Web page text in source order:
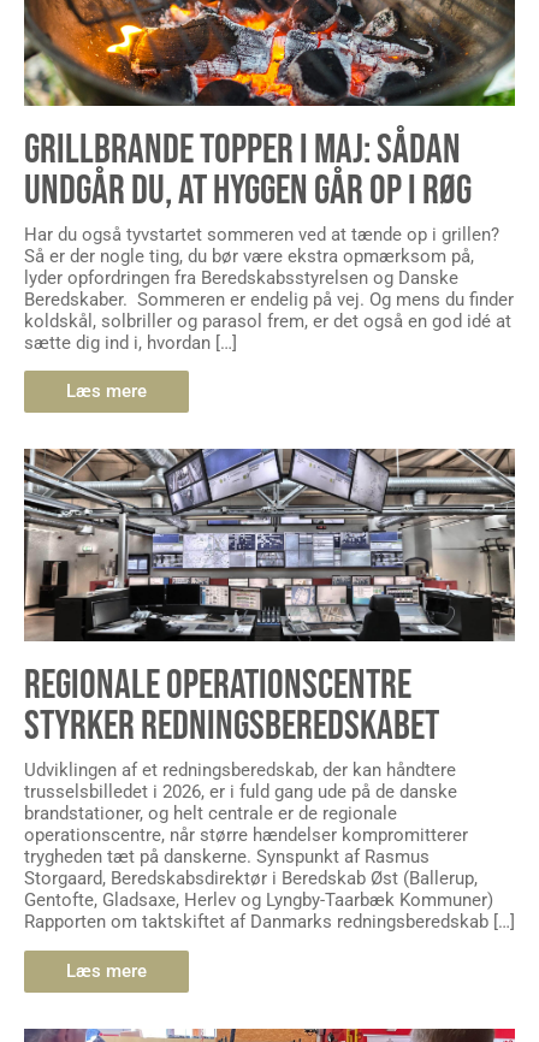
GRILLBRANDE TOPPER I MAJ: SÅDAN
UNDGÅR DU, AT HYGGEN GÅR OP I RØG
Har du også tyvstartet sommeren ved at tænde op i grillen?
Så er der nogle ting, du bør være ekstra opmærksom på,
lyder opfordringen fra Beredskabsstyrelsen og Danske
Beredskaber. Sommeren er endelig på vej. Og mens du finder
koldskål, solbriller og parasol frem, er det også en god idé at
sætte dig ind i, hvordan […]
Læs mere
REGIONALE OPERATIONSCENTRE
STYRKER REDNINGSBEREDSKABET
Udviklingen af et redningsberedskab, der kan håndtere
trusselsbilledet i 2026, er i fuld gang ude på de danske
brandstationer, og helt centrale er de regionale
operationscentre, når større hændelser kompromitterer
trygheden tæt på danskerne. Synspunkt af Rasmus
Storgaard, Beredskabsdirektør i Beredskab Øst (Ballerup,
Gentofte, Gladsaxe, Herlev og Lyngby-Taarbæk Kommuner)
Rapporten om taktskiftet af Danmarks redningsberedskab […]
Læs mere